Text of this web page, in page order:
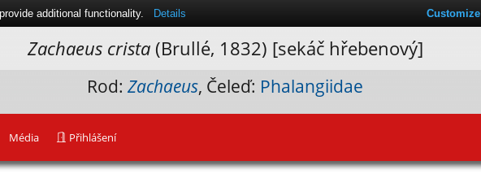
Zachaeus crista(Brullé‚ 1832) [sekáč hřebenový]
Rod: Zachaeus, Čeleď: Phalangiidae
Média Přihlášení
Leaflet|© Seznam.cz a.s. a další
additional functionality. Details Customize